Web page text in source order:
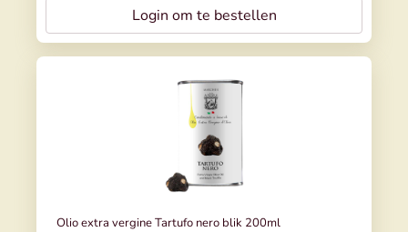
Login om te bestellen
Olio extra vergine Tartufo nero blik 200ml